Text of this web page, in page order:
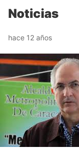
Noticias
hace 12 años